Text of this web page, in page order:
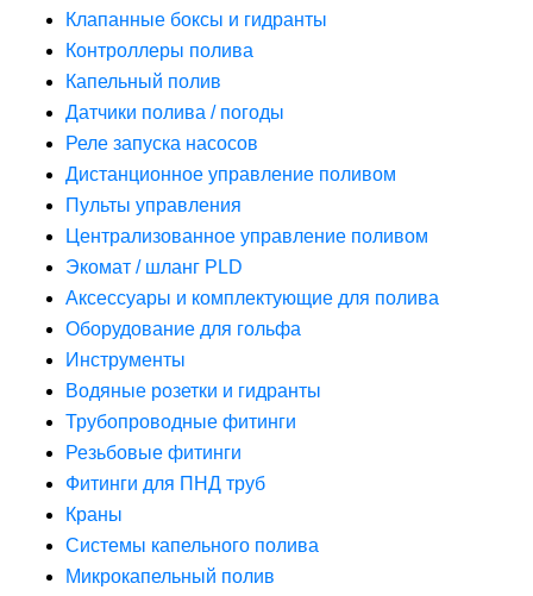
Клапанные боксы и гидранты
Контроллеры полива
Капельный полив
Датчики полива / погоды
Реле запуска насосов
Дистанционное управление поливом
Пульты управления
Централизованное управление поливом
Экомат / шланг PLD
Аксессуары и комплектующие для полива
Оборудование для гольфа
Инструменты
Водяные розетки и гидранты
Трубопроводные фитинги
Резьбовые фитинги
Фитинги для ПНД труб
Краны
Системы капельного полива
Микрокапельный полив